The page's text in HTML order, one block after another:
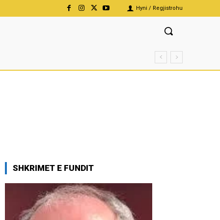
Hyni / Regjistrohu
SHKRIMET E FUNDIT